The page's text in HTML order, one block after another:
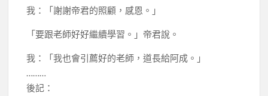
我：「謝謝帝君的照顧，感恩。」
「要跟老師好好繼續學習。」帝君說。
我：「我也會引薦好的老師，道長給阿成。」
………
後記：